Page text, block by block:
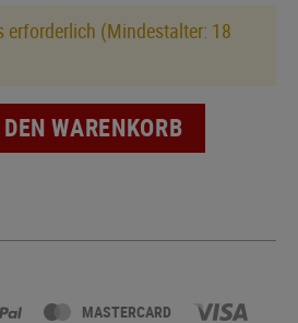
erforderlich (Mindestalter: 18
WARENKORB
MASTERCARD